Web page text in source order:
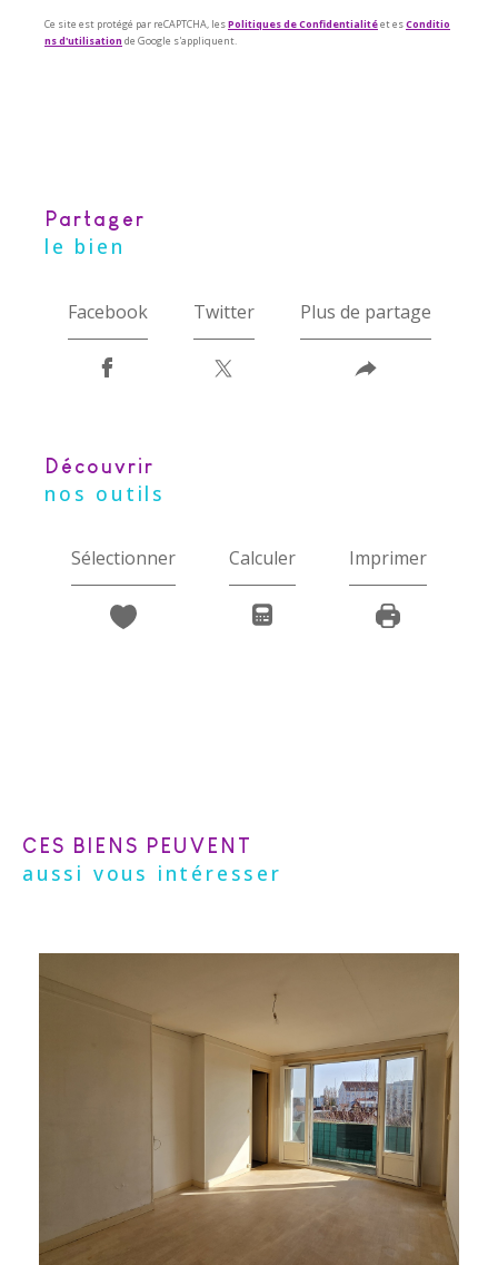
Ce site est protégé par reCAPTCHA, lesPolitiques de Confidentialitéet esConditio
ns d'utilisation de Google s'appliquent.
partager
le bien
Facebook Twitter Plus de partage
découvrir
nos outils
Sélectionner Calculer Imprimer
CES BIENS PEUVENT
aussi vous intéresser